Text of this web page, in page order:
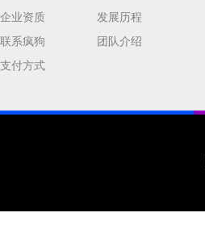
企业资质
发展历程
联系疯狗
团队介绍
支付方式